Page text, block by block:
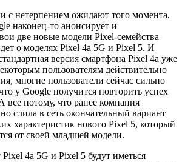
с нетерпением ожидают того момента,
наконец-то анонсирует и
две новые модели Pixel-семейства
о моделях Pixel 4a 5G и Pixel 5. И
версия смартфона Pixel 4a уже
пользователям действительно
многие пользователи сейчас сильно
у Google получится повторить успех
все потому, что ранее компания
слила в сеть окончательный вариант
характеристик нового Pixel 5, который
от своей младшей модели.
4a 5G и Pixel 5 будут иметься